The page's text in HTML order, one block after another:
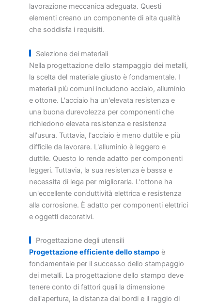
lavorazione meccanica adeguata. Questi
elementi creano un componente di alta qualità
che soddisfa i requisiti.
Selezione dei materiali
Nella progettazione dello stampaggio dei metalli,
la scelta del materiale giusto è fondamentale. I
materiali più comuni includono acciaio, alluminio
e ottone. L'acciaio ha un'elevata resistenza e
una buona durevolezza per componenti che
richiedono elevata resistenza e resistenza
all'usura. Tuttavia, l'acciaio è meno duttile e più
difficile da lavorare. L'alluminio è leggero e
duttile. Questo lo rende adatto per componenti
leggeri. Tuttavia, la sua resistenza è bassa e
necessita di lega per migliorarla. L'ottone ha
un'eccellente conduttività elettrica e resistenza
alla corrosione. È adatto per componenti elettrici
e oggetti decorativi.
Progettazione degli utensili
Progettazione efficiente dello stampo è
fondamentale per il successo dello stampaggio
dei metalli. La progettazione dello stampo deve
tenere conto di fattori quali la dimensione
dell'apertura, la distanza dai bordi e il raggio di